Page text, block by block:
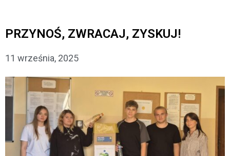
PRZYNOŚ, ZWRACAJ, ZYSKUJ!
11 września, 2025